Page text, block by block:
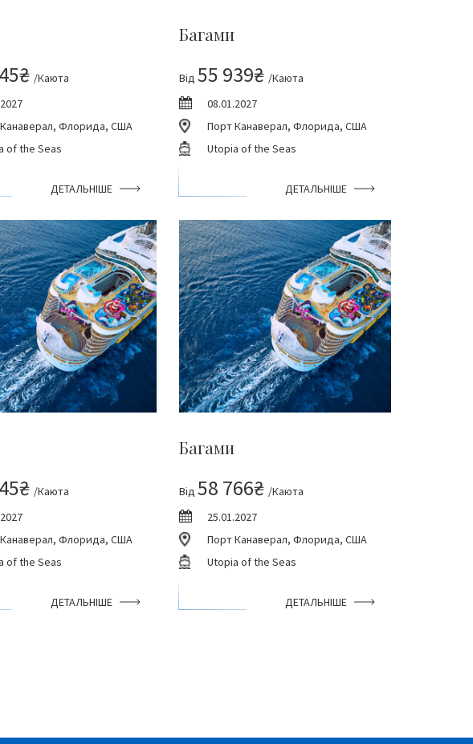
/Каюта
Флорида, США
of the Seas
ДЕТАЛЬНІШЕ
Багами
Від55 939₴ /Каюта
08.01.2027
Порт Канаверал, Флорида, США
Utopia of the Seas
ДЕТАЛЬНІШЕ
/Каюта
Флорида, США
of the Seas
ДЕТАЛЬНІШЕ
Багами
Від58 766₴ /Каюта
25.01.2027
Порт Канаверал, Флорида, США
Utopia of the Seas
ДЕТАЛЬНІШЕ